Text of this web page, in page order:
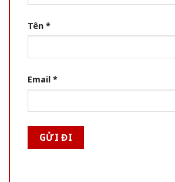
Tên *
Email *